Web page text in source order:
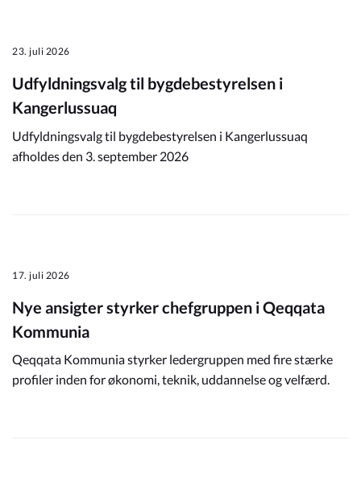
23. juli 2026
Udfyldningsvalg til bygdebestyrelsen i
Kangerlussuaq
Udfyldningsvalg til bygdebestyrelsen i Kangerlussuaq
afholdes den 3. september 2026
17. juli 2026
Nye ansigter styrker chefgruppen i Qeqqata
Kommunia
Qeqqata Kommunia styrker ledergruppen med fire stærke
profiler inden for økonomi, teknik, uddannelse og velfærd.